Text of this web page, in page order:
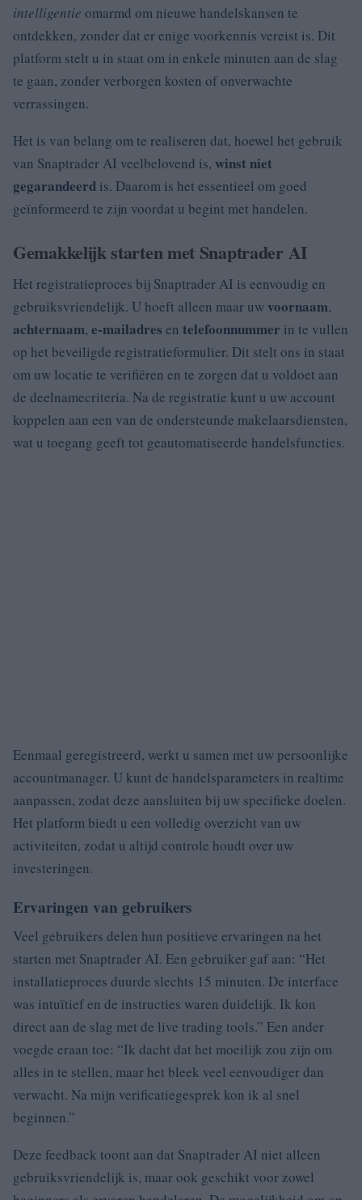
intelligentie omarmd om nieuwe handelskansen te
ontdekken, zonder dat er enige voorkennis vereist is. Dit
platform stelt u in staat om in enkele minuten aan de slag
te gaan, zonder verborgen kosten of onverwachte
verrassingen.
Het is van belang om te realiseren dat, hoewel het gebruik
van Snaptrader AI veelbelovend is, winst niet
gegarandeerd is. Daarom is het essentieel om goed
geïnformeerd te zijn voordat u begint met handelen.
Gemakkelijk starten met Snaptrader AI
Het registratieproces bij Snaptrader AI is eenvoudig en
gebruiksvriendelijk. U hoeft alleen maar uw voornaam,
achternaam, e-mailadres en telefoonnummer in te vullen
op het beveiligde registratieformulier. Dit stelt ons in staat
om uw locatie te verifiëren en te zorgen dat u voldoet aan
de deelnamecriteria. Na de registratie kunt u uw account
koppelen aan een van de ondersteunde makelaarsdiensten,
wat u toegang geeft tot geautomatiseerde handelsfuncties.
Eenmaal geregistreerd, werkt u samen met uw persoonlijke
accountmanager. U kunt de handelsparameters in realtime
aanpassen, zodat deze aansluiten bij uw specifieke doelen.
Het platform biedt u een volledig overzicht van uw
activiteiten, zodat u altijd controle houdt over uw
investeringen.
Ervaringen van gebruikers
Veel gebruikers delen hun positieve ervaringen na het
starten met Snaptrader AI. Een gebruiker gaf aan: “Het
installatieproces duurde slechts 15 minuten. De interface
was intuïtief en de instructies waren duidelijk. Ik kon
direct aan de slag met de live trading tools.” Een ander
voegde eraan toe: “Ik dacht dat het moeilijk zou zijn om
alles in te stellen, maar het bleek veel eenvoudiger dan
verwacht. Na mijn verificatiegesprek kon ik al snel
beginnen.”
Deze feedback toont aan dat Snaptrader AI niet alleen
gebruiksvriendelijk is, maar ook geschikt voor zowel